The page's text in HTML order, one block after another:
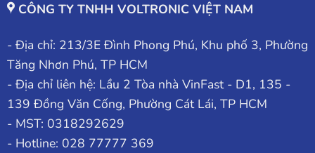
CÔNG TY TNHH VOLTRONIC VIỆT NAM
- Địa chỉ: 213/3E Đình Phong Phú, Khu phố 3, Phường
Tăng Nhơn Phú, TP HCM
- Địa chỉ liên hệ: Lầu 2 Tòa nhà VinFast - D1, 135 -
139 Đồng Văn Cống, Phường Cát Lái, TP HCM
- MST: 0318292629
- Hotline: 028 77777 369